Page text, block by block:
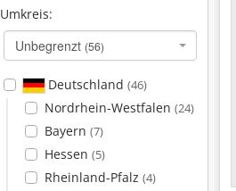
Umkreis:
Unbegrenzt (56)
Deutschland (46)
Nordrhein-Westfalen (24)
Bayern (7)
Hessen (5)
Rheinland-Pfalz (4)